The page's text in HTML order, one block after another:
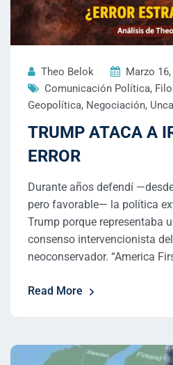
Theo Belok
Marzo
Comunicación Política,
Geopolítica, Negociación,
TRUMP ATACA A
ERROR
Durante años defendí
pero favorable— la política
Trump porque representaba
consenso intervencionista
neoconservador. “America
Read More